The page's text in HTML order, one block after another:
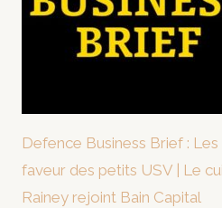
Defence Business Brief :
faveur des petits USV | Le
Rainey rejoint Bain Capital